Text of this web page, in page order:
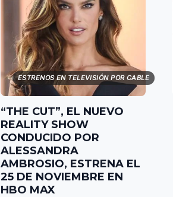
ESTRENOS EN TELEVISIÓN POR CABLE
“THE CUT”, EL NUEVO
REALITY SHOW
CONDUCIDO POR
ALESSANDRA
AMBROSIO, ESTRENA EL
25 DE NOVIEMBRE EN
HBO MAX